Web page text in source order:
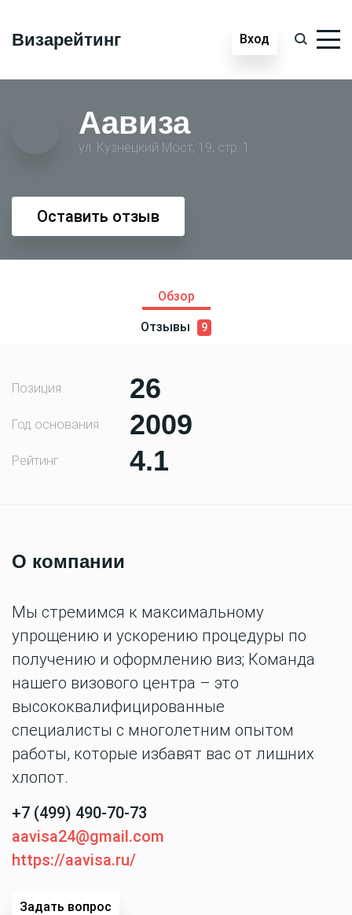
Визарейтинг Вход
Аавиза
ул. Кузнецкий Мост, 19, стр. 1
Оставить отзыв
Обзор
Отзывы 9
Позиция 26
Год основания 2009
Рейтинг 4.1
О компании
Мы стремимся к максимальному
упрощению и ускорению процедуры по
получению и оформлению виз; Команда
нашего визового центра – это
высококвалифицированные
специалисты с многолетним опытом
работы, которые избавят вас от лишних
хлопот.
+7 (499) 490-70-73
aavisa24@gmail.com
https://aavisa.ru/
Задать вопрос